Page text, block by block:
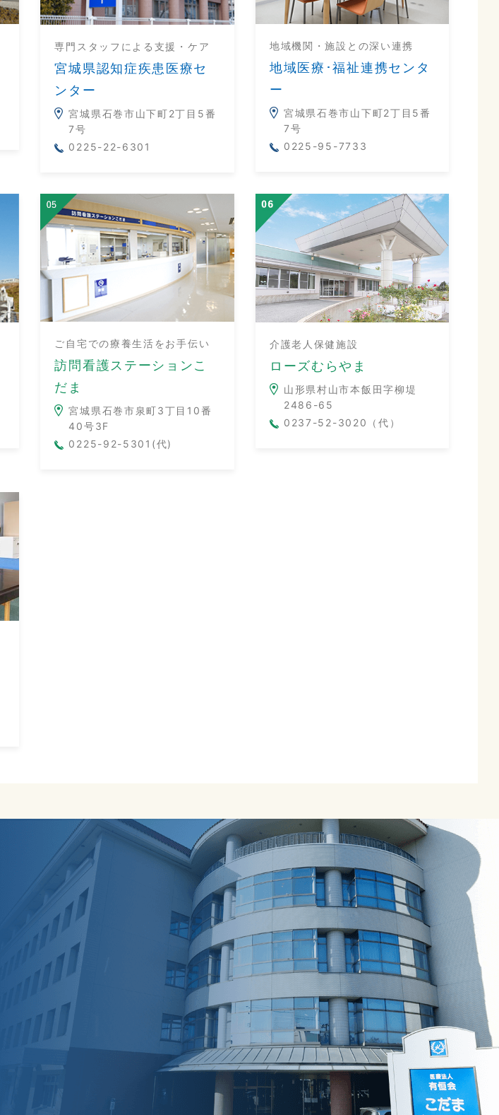
専門スタッフによる支援・ケア
宮城県認知症疾患医療セ
ンター
宮城県石巻市山下町2丁目5番
7号
0225-22-6301
地域機関・施設との深い連携
地域医療･福祉連携センタ
ー
宮城県石巻市山下町2丁目5番
7号
0225-95-7733
ご自宅での療養生活をお手伝い
訪問看護ステーションこ
だま
宮城県石巻市泉町3丁目10番
40号3F
0225-92-5301(代)
介護老人保健施設
ローズむらやま
山形県村山市本飯田字柳堤
2486-65
0237-52-3020（代）